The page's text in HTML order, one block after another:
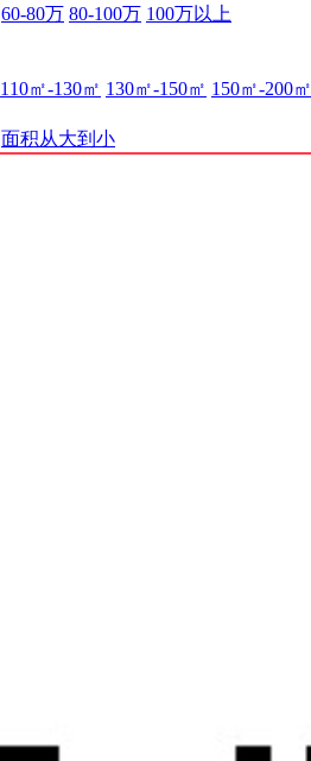
60-80万 80-100万 100万以上
110㎡-130㎡ 130㎡-150㎡ 150㎡-200㎡
面积从大到小